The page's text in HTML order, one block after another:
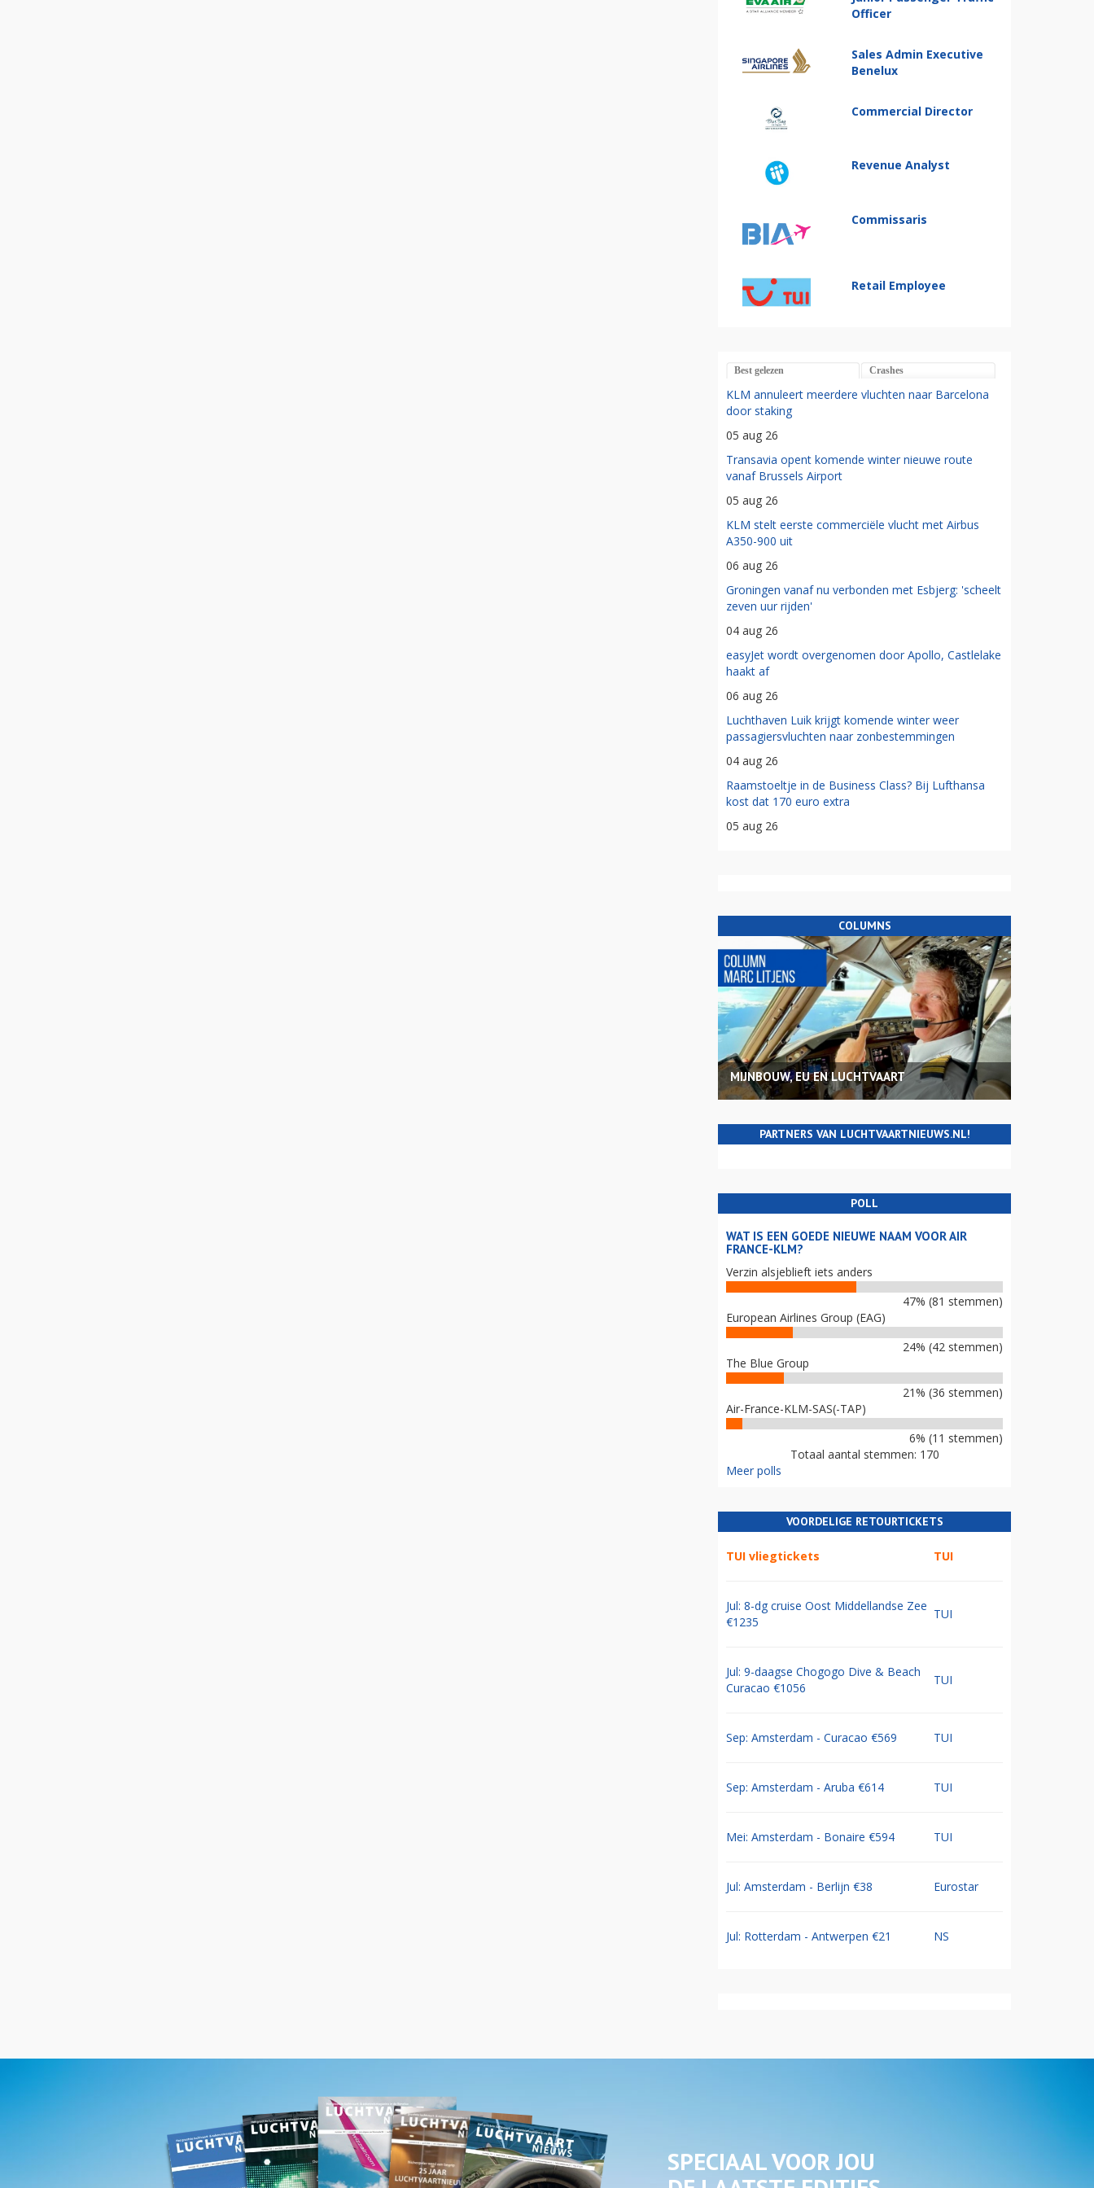
Officer
Sales Admin Executive
Benelux
Commercial Director
Revenue Analyst
Commissaris
Retail Employee
Best gelezen Crashes
KLM annuleert meerdere vluchten naar Barcelona
door staking
05 aug 26
Transavia opent komende winter nieuwe route
vanaf Brussels Airport
05 aug 26
KLM stelt eerste commerciële vlucht met Airbus
A350-900 uit
06 aug 26
Groningen vanaf nu verbonden met Esbjerg: 'scheelt
zeven uur rijden'
04 aug 26
easyJet wordt overgenomen door Apollo, Castlelake
haakt af
06 aug 26
Luchthaven Luik krijgt komende winter weer
passagiersvluchten naar zonbestemmingen
04 aug 26
Raamstoeltje in de Business Class? Bij Lufthansa
kost dat 170 euro extra
05 aug 26
COLUMNS
MIJNBOUW, EU EN LUCHTVAART
PARTNERS VAN LUCHTVAARTNIEUWS.NL!
POLL
WAT IS EEN GOEDE NIEUWE NAAM VOOR AIR
FRANCE-KLM?
Verzin alsjeblieft iets anders
47% (81 stemmen)
European Airlines Group (EAG)
24% (42 stemmen)
The Blue Group
21% (36 stemmen)
Air-France-KLM-SAS(-TAP)
6% (11 stemmen)
Totaal aantal stemmen: 170
Meer polls
VOORDELIGE RETOURTICKETS
TUI vliegtickets TUI
Jul: 8-dg cruise Oost Middellandse Zee
€1235
TUI
Jul: 9-daagse Chogogo Dive & Beach
Curacao €1056
TUI
Sep: Amsterdam - Curacao €569 TUI
Sep: Amsterdam - Aruba €614 TUI
Mei: Amsterdam - Bonaire €594 TUI
Jul: Amsterdam - Berlijn €38 Eurostar
Jul: Rotterdam - Antwerpen €21 NS
SPECIAAL VOOR JOU